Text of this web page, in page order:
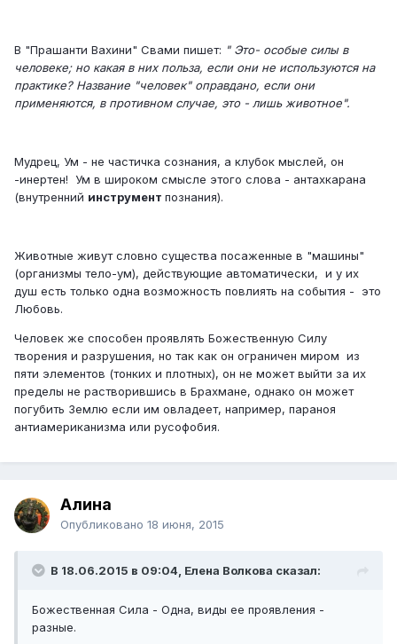
В "Прашанти Вахини" Свами пишет: " Это- особые силы в
человеке; но какая в них польза, если они не используются на
практике? Название "человек" оправдано, если они
применяются, в противном случае, это - лишь животное".
Мудрец, Ум - не частичка сознания, а клубок мыслей, он
-инертен! Ум в широком смысле этого слова - антахкарана
(внутренний инструмент познания).
Животные живут словно существа посаженные в "машины"
(организмы тело-ум), действующие автоматически, и у их
душ есть только одна возможность повлиять на события - это
Любовь.
Человек же способен проявлять Божественную Силу
творения и разрушения, но так как он ограничен миром из
пяти элементов (тонких и плотных), он не может выйти за их
пределы не растворившись в Брахмане, однако он может
погубить Землю если им овладеет, например, параноя
антиамериканизма или русофобия.
Алина
Опубликовано 18 июня, 2015
В 18.06.2015 в 09:04, Елена Волкова сказал:
Божественная Сила - Одна, виды ее проявления -
разные.